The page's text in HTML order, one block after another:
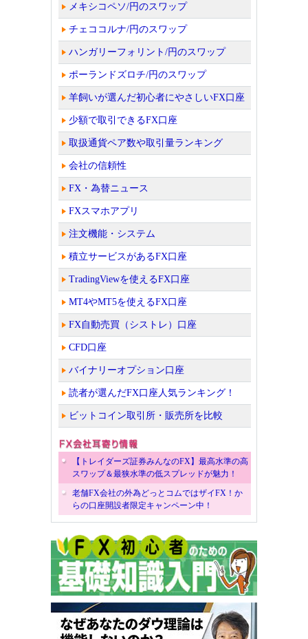
メキシコペソ/円のスワップ
チェココルナ/円のスワップ
ハンガリーフォリント/円のスワップ
ポーランドズロチ/円のスワップ
羊飼いが選んだ初心者にやさしいFX口座
少額で取引できるFX口座
取扱通貨ペア数や取引量ランキング
会社の信頼性
FX・為替ニュース
FXスマホアプリ
注文機能・システム
積立サービスがあるFX口座
TradingViewを使えるFX口座
MT4やMT5を使えるFX口座
FX自動売買（シストレ）口座
CFD口座
バイナリーオプション口座
読者が選んだFX口座人気ランキング！
ビットコイン取引所・販売所を比較
【トレイダーズ証券みんなのFX】最高水準の高
スワップ＆最狭水準の低スプレッドが魅力！
老舗FX会社の外為どっとコムではザイFX！か
らの口座開設者限定キャンペーン中！